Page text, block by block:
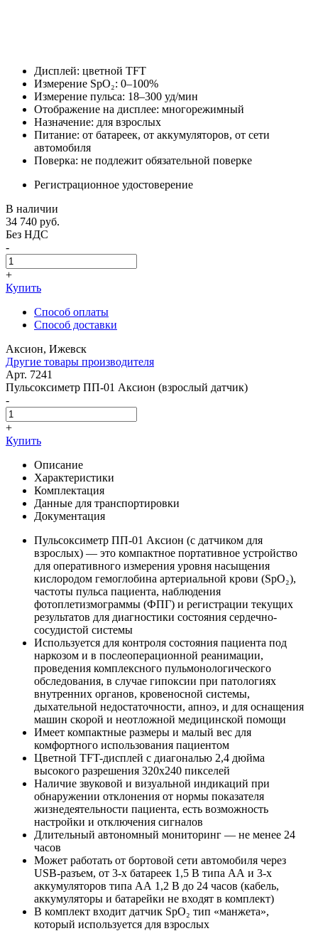
Дисплей: цветной TFT
Измерение SpO₂: 0–100%
Измерение пульса: 18–300 уд/мин
Отображение на дисплее: многорежимный
Назначение: для взрослых
Питание: от батареек, от аккумуляторов, от сети
автомобиля
Поверка: не подлежит обязательной поверке
Регистрационное удостоверение
В наличии
34 740 руб.
Без НДС
-
+
Купить
Способ оплаты
Способ доставки
Аксион, Ижевск
Другие товары производителя
Арт. 7241
Пульсоксиметр ПП-01 Аксион (взрослый датчик)
-
+
Купить
Описание
Характеристики
Комплектация
Данные для транспортировки
Документация
Пульсоксиметр ПП-01 Аксион (с датчиком для
взрослых) — это компактное портативное устройство
для оперативного измерения уровня насыщения
кислородом гемоглобина артериальной крови (SpO₂),
частоты пульса пациента, наблюдения
фотоплетизмограммы (ФПГ) и регистрации текущих
результатов для диагностики состояния сердечно-
сосудистой системы
Используется для контроля состояния пациента под
наркозом и в послеоперационной реанимации,
проведения комплексного пульмонологического
обследования, в случае гипоксии при патологиях
внутренних органов, кровеносной системы,
дыхательной недостаточности, апноэ, и для оснащения
машин скорой и неотложной медицинской помощи
Имеет компактные размеры и малый вес для
комфортного использования пациентом
Цветной TFT-дисплей с диагональю 2,4 дюйма
высокого разрешения 320x240 пикселей
Наличие звуковой и визуальной индикаций при
обнаружении отклонения от нормы показателя
жизнедеятельности пациента, есть возможность
настройки и отключения сигналов
Длительный автономный мониторинг — не менее 24
часов
Может работать от бортовой сети автомобиля через
USB-разъем, от 3-х батареек 1,5 В типа АА и 3-х
аккумуляторов типа АА 1,2 В до 24 часов (кабель,
аккумуляторы и батарейки не входят в комплект)
В комплект входит датчик SpO₂ тип «манжета»,
который используется для взрослых